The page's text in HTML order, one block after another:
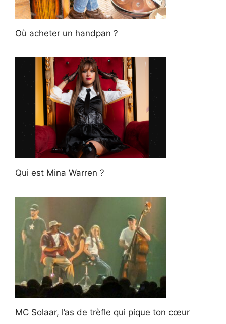
Où acheter un handpan ?
Qui est Mina Warren ?
MC Solaar, l’as de trèfle qui pique ton cœur